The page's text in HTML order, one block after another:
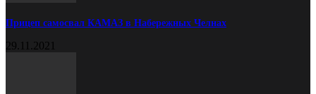
Прицеп самосвал КАМАЗ в Набережных Челнах
29.11.2021